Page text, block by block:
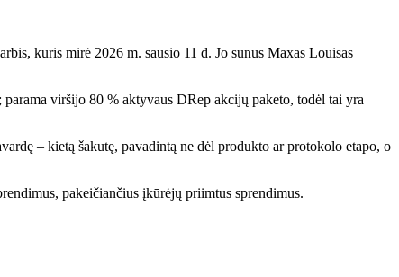
kuris mirė 2026 m. sausio 11 d. Jo sūnus Maxas Louisas
viršijo 80 % aktyvaus DRep akcijų paketo, todėl tai yra
– kietą šakutę, pavadintą ne dėl produkto ar protokolo etapo, o
pakeičiančius įkūrėjų priimtus sprendimus.